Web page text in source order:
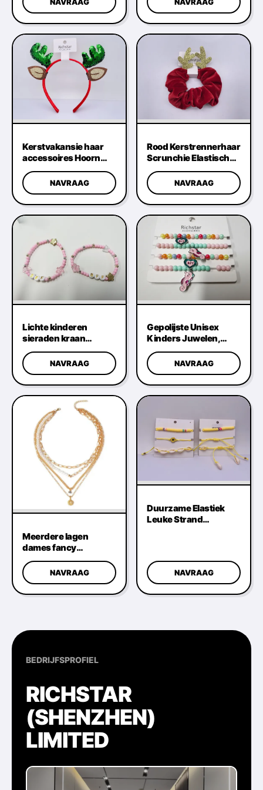
Festival
Kerstvakansie haar
accessoires Hoorn
hoofdband Praktisch
NAVRAAG
Rood Kerstrennerhaar
Scrunchie Elastisch
Meerdere doeleinden
DuurzaamNAVRAAG
Lichte kinderen
sieraden kraan
Armband Multi
Functie Praktisch
NAVRAAG
Gepolijste Unisex
Kinders Juwelen,
Verjaardag
Regenboog Perlen
Armband
NAVRAAG
Meerdere lagen
dames fancy
halsketting Duurzame
Multiscene Gouden
kleur
NAVRAAG
Duurzame Elastiek
Leuke Strand
NAVRAAG
BEDRIJFSPROFIEL
RICHSTAR
(SHENZHEN)
LIMITED